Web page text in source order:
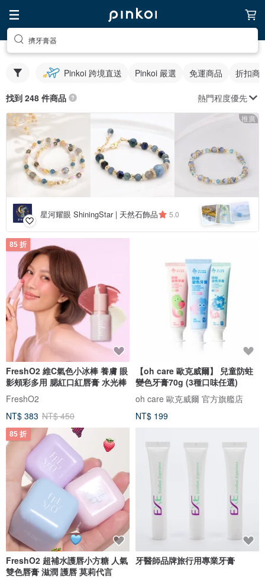
擠牙膏器
Pinkoi 跨境直送 Pinkoi 嚴選 免運商品 折扣商
找到 248 件商品 熱門程度優先
推廣
星河耀眼 ShiningStar | 天然石飾品 5.0
85 折
FreshO2 維C氣色小冰棒 養膚 眼
影頰彩多用 腮紅口紅唇膏 水光棒
FreshO2
NT$ 383 NT$ 450
【oh care 歐克威爾】 兒童防蛀
變色牙膏70g (3種口味任選)
oh care 歐克威爾 官方旗艦店
NT$ 199
85 折
FreshO2 超補水護唇小方糖 人氣
雙色唇膏 滋潤 護唇 莫莉代言
牙醫師品牌旅行用專業牙膏